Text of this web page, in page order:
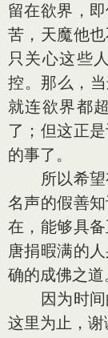
留在欲界，
苦，天魔他
只关心这些
控。那么，
就连欲界都
了；但这正
的事了。
所以希望
名声的假善
在，能够具
唐捐暇满的
确的成佛之道
因为时间
这里为止，谢